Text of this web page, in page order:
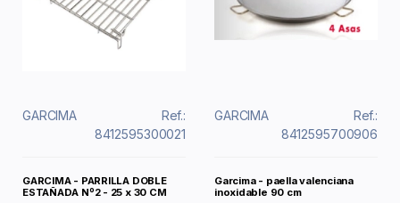
GARCIMA
Ref.:
8412595300021
GARCIMA - PARRILLA DOBLE
ESTAÑADA Nº2 - 25 x 30 CM
GARCIMA
Ref.:
8412595700906
Garcima - paella valenciana
inoxidable 90 cm